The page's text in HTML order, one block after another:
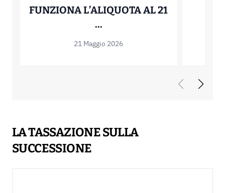
FUNZIONA L’ALIQUOTA AL 21
...CEDOLARE SECCA PER
21 Maggio 2026
LA TASSAZIONE SULLA
SUCCESSIONE